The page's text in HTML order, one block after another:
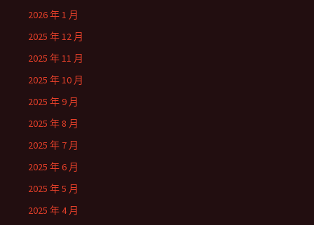
2026 年 1 月
2025 年 12 月
2025 年 11 月
2025 年 10 月
2025 年 9 月
2025 年 8 月
2025 年 7 月
2025 年 6 月
2025 年 5 月
2025 年 4 月